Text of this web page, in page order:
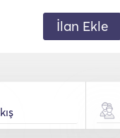
İlan Ekle